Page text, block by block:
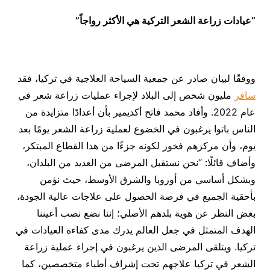
“عيادات زراعة الشعر التركية هي الأكثر رواجاً”
ووفقًا لبيان صادر عن جمعية السياحة العلاجية في تركيا، فقد
سافر مليون شخص إلى البلاد لإجراء عمليات زراعة شعر في
عام 2022. وأفاد محمد فاتح أكديمير بأن أعدادًا متزايدة من
الناس باتوا يرغبون في الخضوع لعملية زراعة الشعر يومًا بعد
يوم، وأن مركزهم فخور لكونه جزءًا من هذا القطاع المبتكر،
وأضاف قائلًا: “نحن نستقبل المرضى من العديد من البلدان،
وبشكل أساسي من أوروبا والشرق الأوسط، حيث نؤمن
بأحقية الجميع في فرصة الحصول على علاجات عالية الجودة،
بغض النظر عن هوية بلدهم الأصلي؛ إننا نضع نصب أعيننا
الهدف المتمثل في جعل العالم يدرك مدى كفاءة العيادات في
تركيا. ويتلقى المرضى الذين يرغبون في إجراء عملية زراعة
الشعر في تركيا علاجهم تحت إشراف أطباء متخصصين، كما